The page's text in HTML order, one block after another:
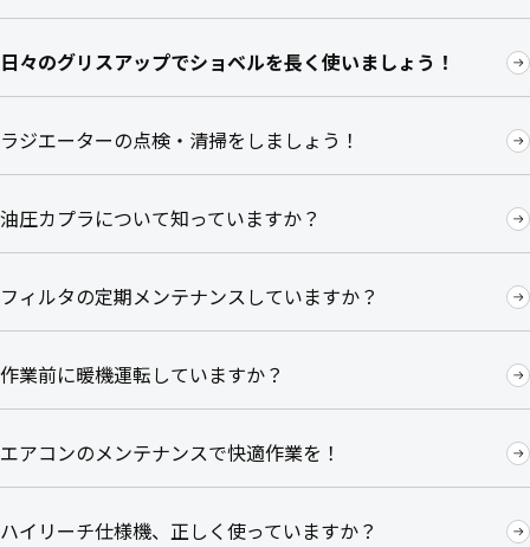
日々のグリスアップでショベルを長く使いましょう！
ラジエーターの点検・清掃をしましょう！
油圧カプラについて知っていますか？
フィルタの定期メンテナンスしていますか？
作業前に暖機運転していますか？
エアコンのメンテナンスで快適作業を！
ハイリーチ仕様機、正しく使っていますか？